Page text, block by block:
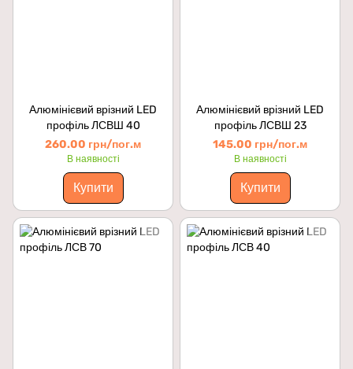
Алюмінієвий врізний LED
профіль ЛСВШ 40
260.00 грн/пог.м
В наявності
Купити
Алюмінієвий врізний LED
профіль ЛСВШ 23
145.00 грн/пог.м
В наявності
Купити